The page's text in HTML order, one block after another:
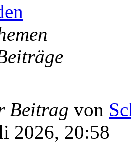
Beitrag von
2026, 20:58